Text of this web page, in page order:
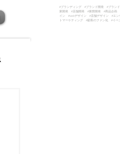
#ブランディング #ブランド開発 #ブラン
業開発 #店舗開発 #業態開発 #商品企画
イン #webデザイン #店舗デザイン #エン
トマーケティング #顧客のファン化 #イベ